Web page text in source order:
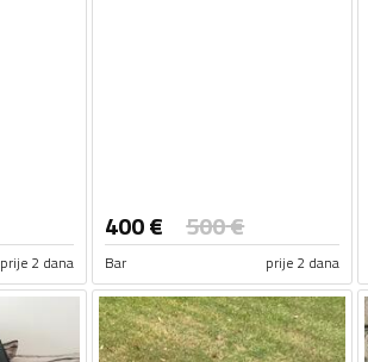
prije 2 dana
400€ 500€
Bar prije 2 dana